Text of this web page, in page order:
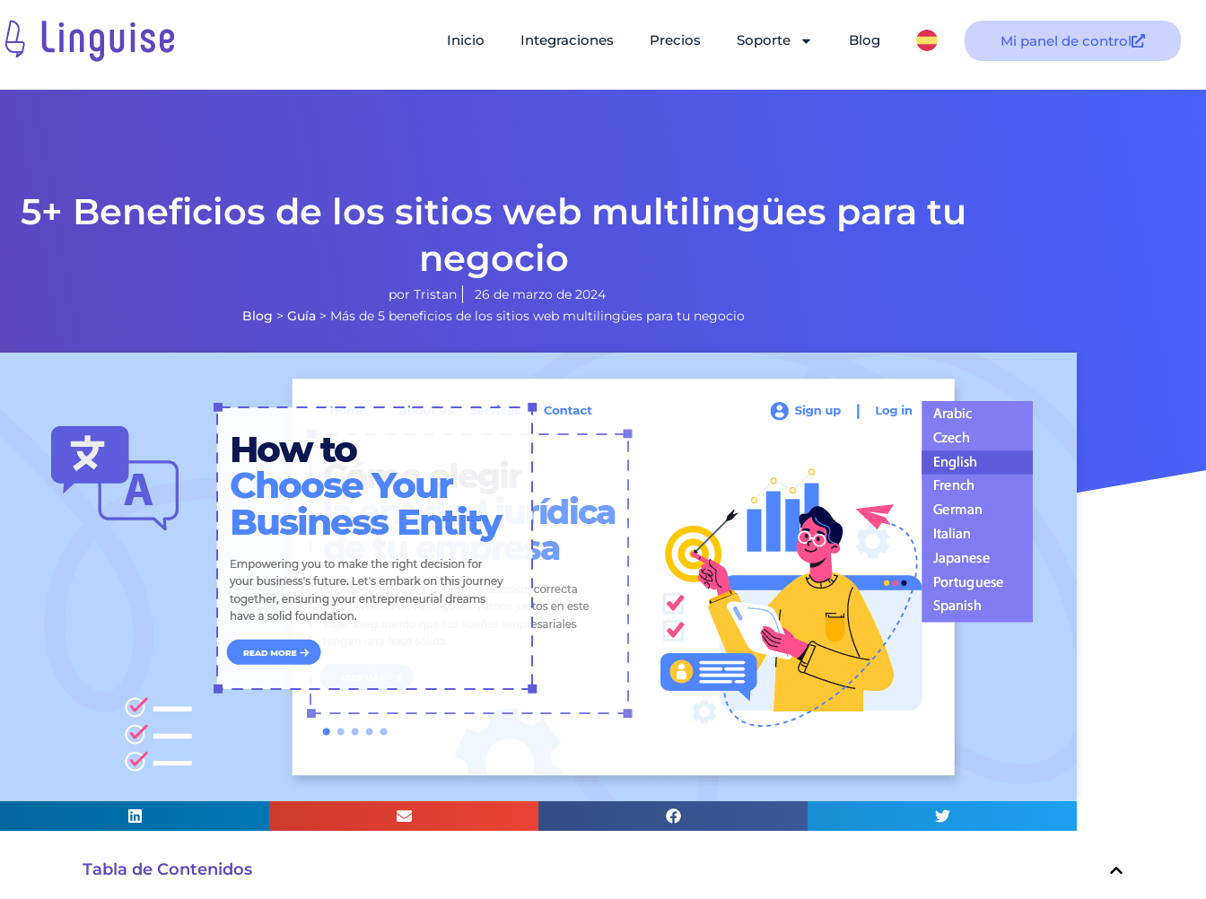
Inicio Integraciones Precios Soporte Blog Mi panel de control
5+ Beneficios de los sitios web multilingües para tu
negocio
por Tristan
26 de marzo de 2024
Blog > Guía > Más de 5 beneficios de los sitios web multilingües para tu negocio
Tabla de Contenidos